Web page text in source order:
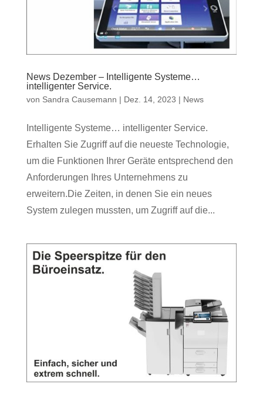
News Dezember – Intelligente Systeme…
intelligenter Service.
von Sandra Causemann | Dez. 14, 2023 | News
Intelligente Systeme… intelligenter Service.
Erhalten Sie Zugriff auf die neueste Technologie,
um die Funktionen Ihrer Geräte entsprechend den
Anforderungen Ihres Unternehmens zu
erweitern.Die Zeiten, in denen Sie ein neues
System zulegen mussten, um Zugriff auf die...